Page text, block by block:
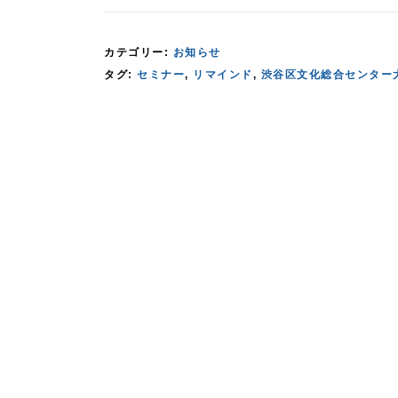
カテゴリー: お知らせ
タグ: セミナー, リマインド , 渋谷区文化総合センター